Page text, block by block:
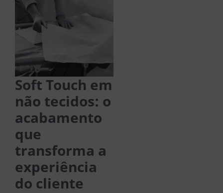
Soft Touch em
não tecidos: o
acabamento
que
transforma a
experiência
do cliente